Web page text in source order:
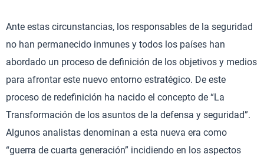
Ante estas circunstancias, los responsables de la seguridad
no han permanecido inmunes y todos los países han
abordado un proceso de definición de los objetivos y medios
para afrontar este nuevo entorno estratégico. De este
proceso de redefinición ha nacido el concepto de “La
Transformación de los asuntos de la defensa y seguridad”.
Algunos analistas denominan a esta nueva era como
“guerra de cuarta generación” incidiendo en los aspectos